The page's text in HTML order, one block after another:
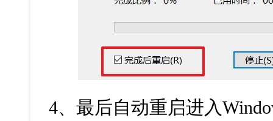
4、最后自动重启进入